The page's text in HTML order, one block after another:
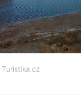
Turistika.cz